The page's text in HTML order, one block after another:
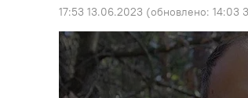
17:53 13.06.2023 (обновлено: 14:03